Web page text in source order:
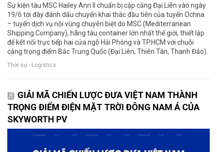
Sự kiện tàu MSC Hailey Ann II chuẩn bị cập cảng Đại Liên vào ngày
19/6 tới đây đánh dấu chuyến khai thác đầu tiên của tuyến Ochna
– tuyến dịch vụ nội vùng chuyên biệt do MSC (Mediterranean
Shipping Company), hãng tàu container lớn nhất thế giới, thiết lập
để kết nối trực tiếp hai cửa ngõ Hải Phòng và TP.HCM với chuỗi
cảng trọng điểm Bắc Trung Quốc (Đại Liên, Thiên Tân, Thanh Đảo).
Thời sự - Logistics
GIẢI MÃ CHIẾN LƯỢC ĐƯA VIỆT NAM THÀNH
TRỌNG ĐIỂM ĐIỆN MẶT TRỜI ĐÔNG NAM Á CỦA
SKYWORTH PV